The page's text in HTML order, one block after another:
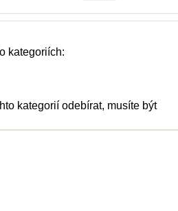
kategoriích:
kategorií odebírat, musíte být